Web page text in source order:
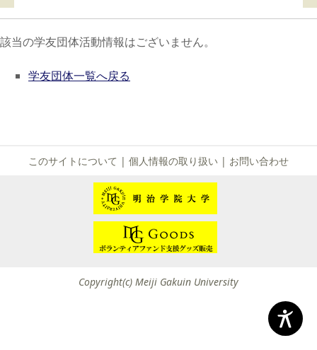
該当の学友団体活動情報はございません。
学友団体一覧へ戻る
このサイトについて | 個人情報の取り扱い | お問い合わせ
Copyright(c) Meiji Gakuin University